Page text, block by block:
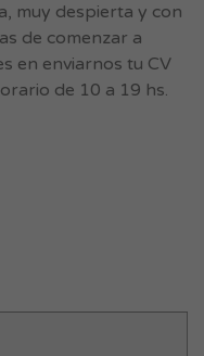
muy despierta y con
de comenzar a
en enviarnos tu CV
de 10 a 19 hs.